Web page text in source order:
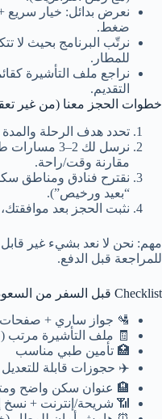
نعرض بدائل: خيار سريع
ضغط.
نرتّب البرنامج بحيث لا
للمطار.
نراجع ملف التأشيرة
التقديم.
خطوات الحجز معنا (من غير
تحدد هدف الرحلة
نرسل لك 2–3
مقارنة وقت/راحة.
نقترح فنادق ومناطق
“بعيد ورخيص”).
نثبت الحجز بعد
مهم: نحن لا نعد بشيء غير
للمراجعة قبل الدفع.
Checklist قبل السفر من السعودية إلى بلغاريا ✅ (احفظها)
🛂 جواز ساري + صفحات
🧾 ملف التأشيرة مرتب
🏥 تأمين طبي مناسب
✈️ حجوزات قابلة
🏨 عنوان سكن واضح
📶 شريحة/إنترنت + نسخ